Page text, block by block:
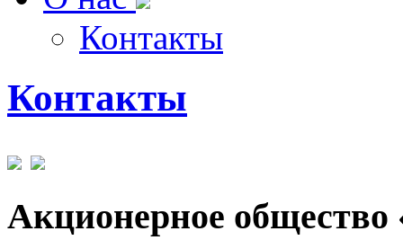
Контакты
Контакты
Акционерное общество